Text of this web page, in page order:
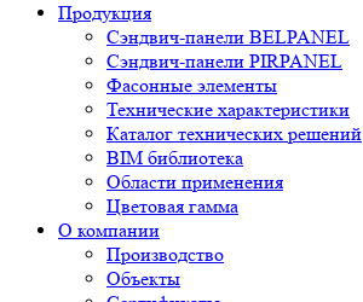
Продукция
Сэндвич-панели BELPANEL
Сэндвич-панели PIRPANEL
Фасонные элементы
Технические характеристики
Каталог технических решений
BIM библиотека
Области применения
Цветовая гамма
О компании
Производство
Объекты